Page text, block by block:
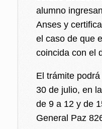
alumno
Anses y
el caso de que
coincida con el
El trámite
30 de julio, en
de 9 a 12 y de
General Paz